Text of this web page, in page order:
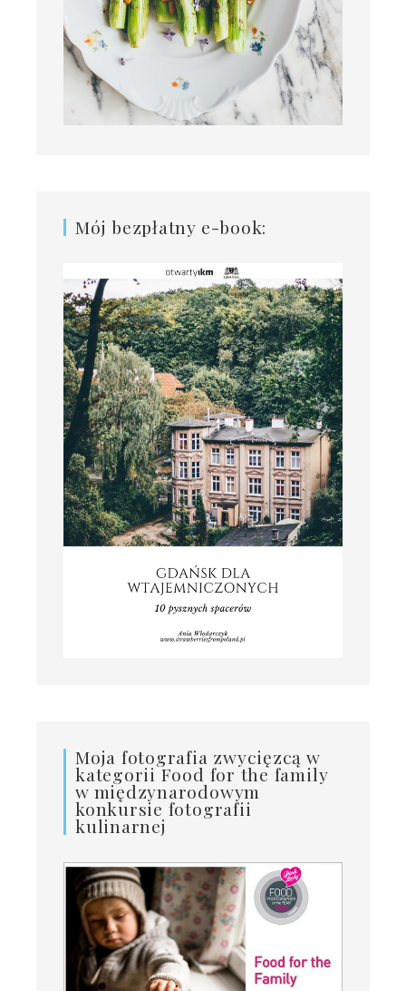
Mój bezpłatny e-book:
Moja fotografia zwycięzcą w
kategorii Food for the family
w międzynarodowym
konkursie fotografii
kulinarnej